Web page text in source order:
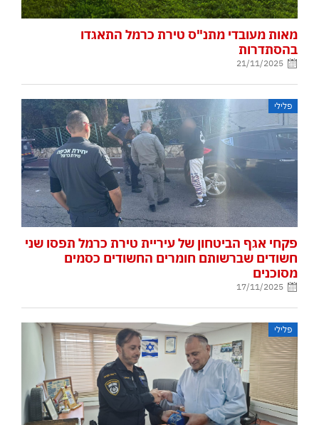
מאות מעובדי מתנ"ס טירת כרמל התאגדו
בהסתדרות
21/11/2025
פלילי
פקחי אגף הביטחון של עיריית טירת כרמל תפסו שני
חשודים שברשותם חומרים החשודים כסמים
מסוכנים
17/11/2025
פלילי